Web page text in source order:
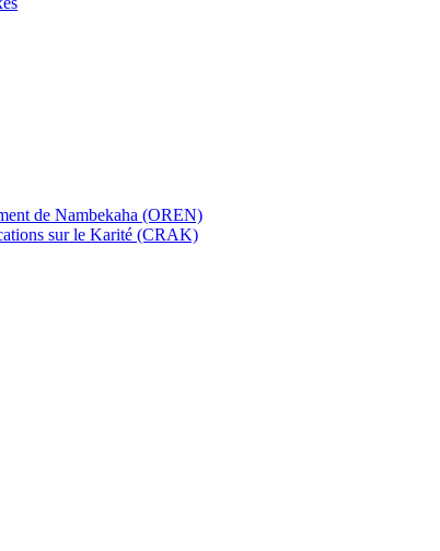
de Nambekaha (OREN)
sur le Karité (CRAK)